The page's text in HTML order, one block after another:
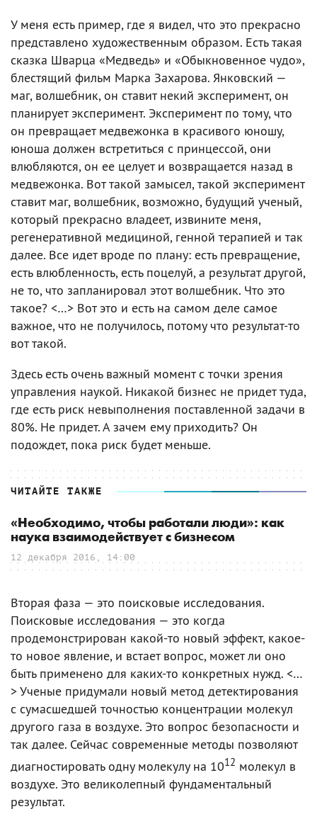
У меня есть пример, где я видел, что это прекрасно
представлено художественным образом. Есть такая
сказка Шварца «Медведь» и «Обыкновенное чудо»,
блестящий фильм Марка Захарова. Янковский —
маг, волшебник, он ставит некий эксперимент, он
планирует эксперимент. Эксперимент по тому, что
он превращает медвежонка в красивого юношу,
юноша должен встретиться с принцессой, они
влюбляются, он ее целует и возвращается назад в
медвежонка. Вот такой замысел, такой эксперимент
ставит маг, волшебник, возможно, будущий ученый,
который прекрасно владеет, извините меня,
регенеративной медициной, генной терапией и так
далее. Все идет вроде по плану: есть превращение,
есть влюбленность, есть поцелуй, а результат другой,
не то, что запланировал этот волшебник. Что это
такое? <…> Вот это и есть на самом деле самое
важное, что не получилось, потому что результат-то
вот такой.
Здесь есть очень важный момент с точки зрения
управления наукой. Никакой бизнес не придет туда,
где есть риск невыполнения поставленной задачи в
80%. Не придет. А зачем ему приходить? Он
подождет, пока риск будет меньше.
ЧИТАЙТЕ ТАКЖЕ
«Необходимо, чтобы работали люди»: как
наука взаимодействует с бизнесом
12 декабря 2016, 14:00
Вторая фаза — это поисковые исследования.
Поисковые исследования — это когда
продемонстрирован какой-то новый эффект, какое-
то новое явление, и встает вопрос, может ли оно
быть применено для каких-то конкретных нужд. <…
> Ученые придумали новый метод детектирования
с сумасшедшей точностью концентрации молекул
другого газа в воздухе. Это вопрос безопасности и
так далее. Сейчас современные методы позволяют
диагностировать одну молекулу на 1012 молекул в
воздухе. Это великолепный фундаментальный
результат.